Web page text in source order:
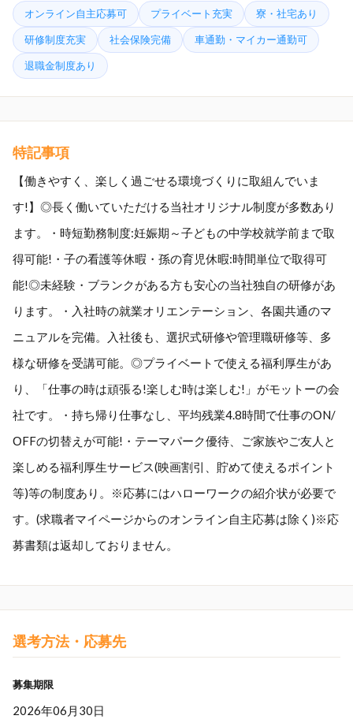
オンライン自主応募可 プライベート充実 寮・社宅あり
研修制度充実 社会保険完備 車通勤・マイカー通勤可
退職金制度あり
特記事項
【働きやすく、楽しく過ごせる環境づくりに取組んでいま
す!】◎長く働いていただける当社オリジナル制度が多数あり
ます。・時短勤務制度:妊娠期～子どもの中学校就学前まで取
得可能!・子の看護等休暇・孫の育児休暇:時間単位で取得可
能!◎未経験・ブランクがある方も安心の当社独自の研修があ
ります。・入社時の就業オリエンテーション、各園共通のマ
ニュアルを完備。入社後も、選択式研修や管理職研修等、多
様な研修を受講可能。◎プライベートで使える福利厚生があ
り、「仕事の時は頑張る!楽しむ時は楽しむ!」がモットーの会
社です。・持ち帰り仕事なし、平均残業4.8時間で仕事のОN/
ОFFの切替えが可能!・テーマパーク優待、ご家族やご友人と
楽しめる福利厚生サービス(映画割引、貯めて使えるポイント
等)等の制度あり。※応募にはハローワークの紹介状が必要で
す。(求職者マイページからのオンライン自主応募は除く)※応
募書類は返却しておりません。
選考方法・応募先
募集期限
2026年06月30日